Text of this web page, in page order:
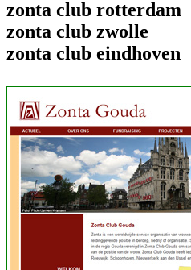
zonta club rotterdam
zonta club zwolle
zonta club eindhoven